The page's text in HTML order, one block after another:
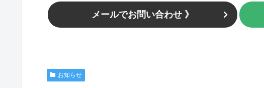
メールでお問い合わせ 》
お知らせ